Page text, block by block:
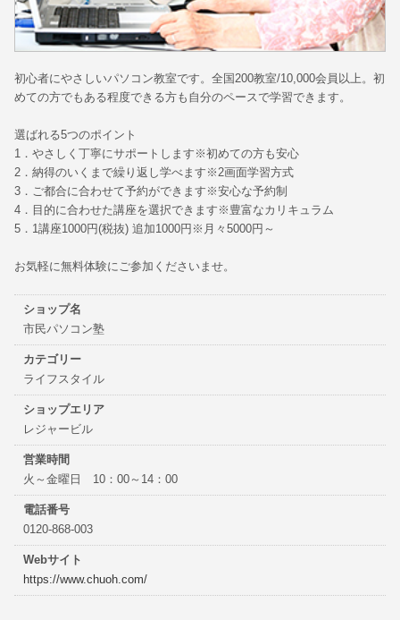
初心者にやさしいパソコン教室です。全国200教室/10,000会員以上。初
めての方でもある程度できる方も自分のペースで学習できます。
選ばれる5つのポイント
1．やさしく丁寧にサポートします※初めての方も安心
2．納得のいくまで繰り返し学べます※2画面学習方式
3．ご都合に合わせて予約ができます※安心な予約制
4．目的に合わせた講座を選択できます※豊富なカリキュラム
5．1講座1000円(税抜) 追加1000円※月々5000円～
お気軽に無料体験にご参加くださいませ。
ショップ名
市民パソコン塾
カテゴリー
ライフスタイル
ショップエリア
レジャービル
営業時間
火～金曜日 10：00～14：00
電話番号
0120-868-003
Webサイト
https://www.chuoh.com/